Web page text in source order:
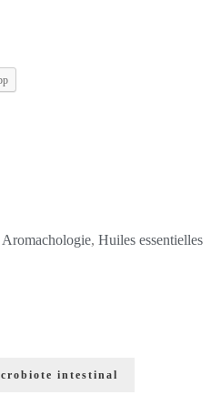
Aromachologie,Huiles essentielles
intestinal